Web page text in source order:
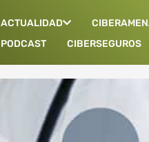
ACTUALIDAD
PODCAST
CIBERSEGUROS